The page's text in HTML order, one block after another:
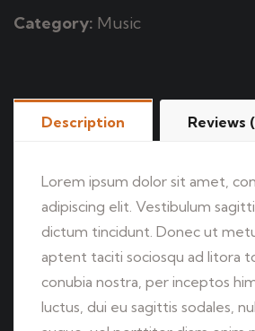
Category: Music
Description Reviews
Lorem ipsum dolor sit amet,
adipiscing elit. Vestibulum
dictum tincidunt. Donec ut
aptent taciti sociosqu ad litora
conubia nostra, per inceptos
luctus, dui eu sagittis sodales,